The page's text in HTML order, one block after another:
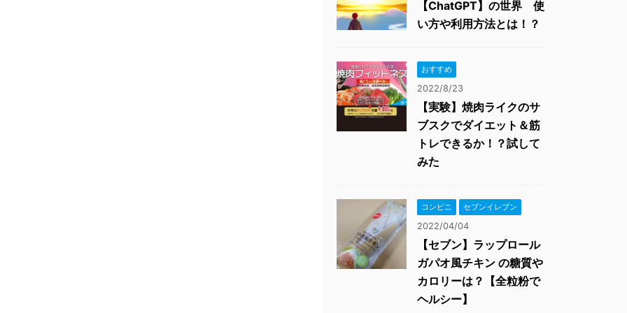
【ChatGPT】の世界 使
い方や利用方法とは！？
おすすめ
2022/8/23
【実験】焼肉ライクのサ
ブスクでダイエット＆筋
トレできるか！？試して
みた
コンビニ セブンイレブン
2022/04/04
【セブン】ラップロール
ガパオ風チキン の糖質や
カロリーは？【全粒粉で
ヘルシー】